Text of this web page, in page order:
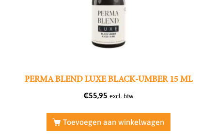
PERMA BLEND LUXE BLACK-UMBER 15 ML
€55,95 excl. btw
Toevoegen aan winkelwagen